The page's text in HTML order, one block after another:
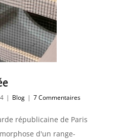
| Blog | 7 Commentaires
républicaine de Paris
d'un range-